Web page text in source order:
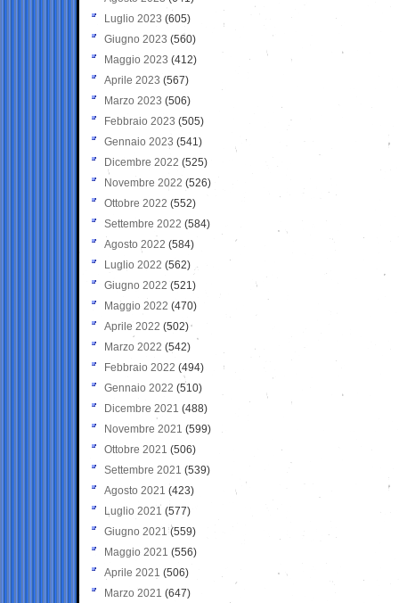
Luglio 2023 (605)
Giugno 2023 (560)
Maggio 2023 (412)
Aprile 2023 (567)
Marzo 2023 (506)
Febbraio 2023 (505)
Gennaio 2023 (541)
Dicembre 2022 (525)
Novembre 2022 (526)
Ottobre 2022 (552)
Settembre 2022 (584)
Agosto 2022 (584)
Luglio 2022 (562)
Giugno 2022 (521)
Maggio 2022 (470)
Aprile 2022 (502)
Marzo 2022 (542)
Febbraio 2022 (494)
Gennaio 2022 (510)
Dicembre 2021 (488)
Novembre 2021 (599)
Ottobre 2021 (506)
Settembre 2021 (539)
Agosto 2021 (423)
Luglio 2021 (577)
Giugno 2021(559)
Maggio 2021 (556)
Aprile 2021 (506)
Marzo 2021 (647)